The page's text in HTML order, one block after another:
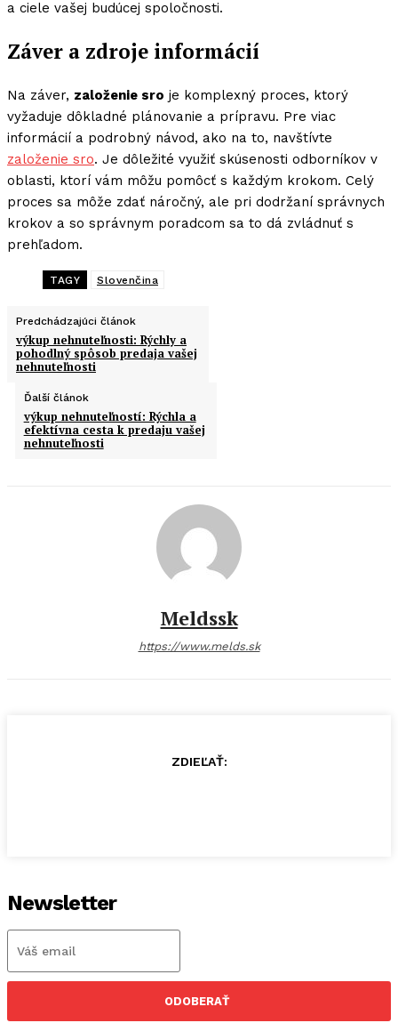
a ciele vašej budúcej spoločnosti.
Záver a zdroje informácií
Na záver, založenie sro je komplexný proces, ktorý
vyžaduje dôkladné plánovanie a prípravu. Pre viac
informácií a podrobný návod, ako na to, navštívte
založenie sro. Je dôležité využiť skúsenosti odborníkov v
oblasti, ktorí vám môžu pomôcť s každým krokom. Celý
proces sa môže zdať náročný, ale pri dodržaní správnych
krokov a so správnym poradcom sa to dá zvládnuť s
prehľadom.
TAGY Slovenčina
Predchádzajúci článok
výkup nehnuteľnosti: Rýchly a
pohodlný spôsob predaja vašej
nehnuteľnosti
Ďalší článok
výkup nehnuteľností: Rýchla a
efektívna cesta k predaju vašej
nehnuteľnosti
Meldssk
https://www.melds.sk
ZDIEĽAŤ:
Newsletter
ODOBERAŤ